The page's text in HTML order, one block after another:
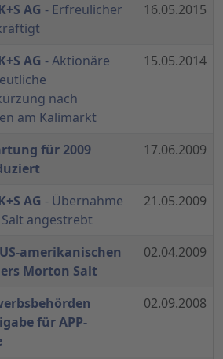
AG - Erfreulicher
16.05.2015
AG - Aktionäre
nach
am Kalimarkt
15.05.2014
für 2009
17.06.2009
AG - Übernahme
angestrebt
21.05.2009
amerikanischen
Morton Salt
02.04.2009
für APP-
02.09.2008